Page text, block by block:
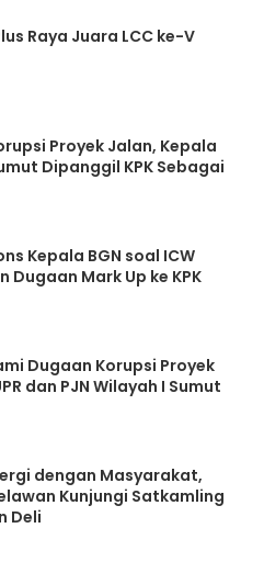
Raya Juara LCC ke-V
Proyek Jalan, Kepala
Dipanggil KPK Sebagai
Kepala BGN soal ICW
Dugaan Mark Up ke KPK
Dugaan Korupsi Proyek
dan PJN Wilayah I Sumut
dengan Masyarakat,
Kunjungi Satkamling
Deli